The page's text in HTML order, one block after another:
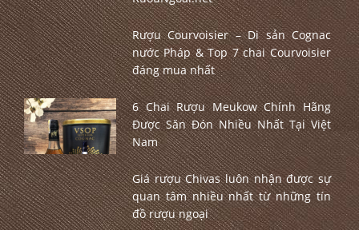
Rượu Courvoisier – Di sản Cognac
nước Pháp & Top 7 chai Courvoisier
đáng mua nhất
6 Chai Rượu Meukow Chính Hãng
Được Săn Đón Nhiều Nhất Tại Việt
Nam
Giá rượu Chivas luôn nhận được sự
quan tâm nhiều nhất từ những tín
đồ rượu ngoại